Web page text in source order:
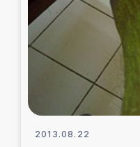
2013.08.22